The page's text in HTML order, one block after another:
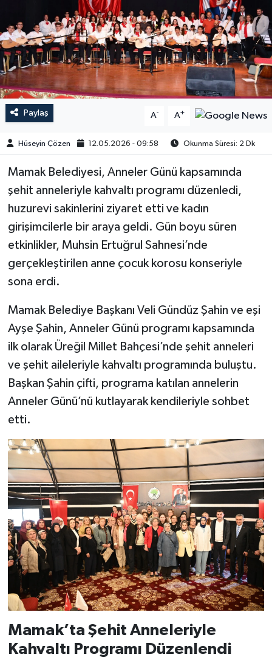
Paylaş A- A+
Hüseyin Çözen 12.05.2026 - 09:58 Okunma Süresi: 2 Dk
​​​​​​Mamak Belediyesi, Anneler Günü kapsamında
şehit anneleriyle kahvaltı programı düzenledi,
huzurevi sakinlerini ziyaret etti ve kadın
girişimcilerle bir araya geldi. Gün boyu süren
etkinlikler, Muhsin Ertuğrul Sahnesi’nde
gerçekleştirilen anne çocuk korosu konseriyle
sona erdi.
Mamak Belediye Başkanı Veli Gündüz Şahin ve eşi
Ayşe Şahin, Anneler Günü programı kapsamında
ilk olarak Üreğil Millet Bahçesi’nde şehit anneleri
ve şehit aileleriyle kahvaltı programında buluştu.
Başkan Şahin çifti, programa katılan annelerin
Anneler Günü’nü kutlayarak kendileriyle sohbet
etti.
Mamak’ta Şehit Anneleriyle
Kahvaltı Programı Düzenlendi